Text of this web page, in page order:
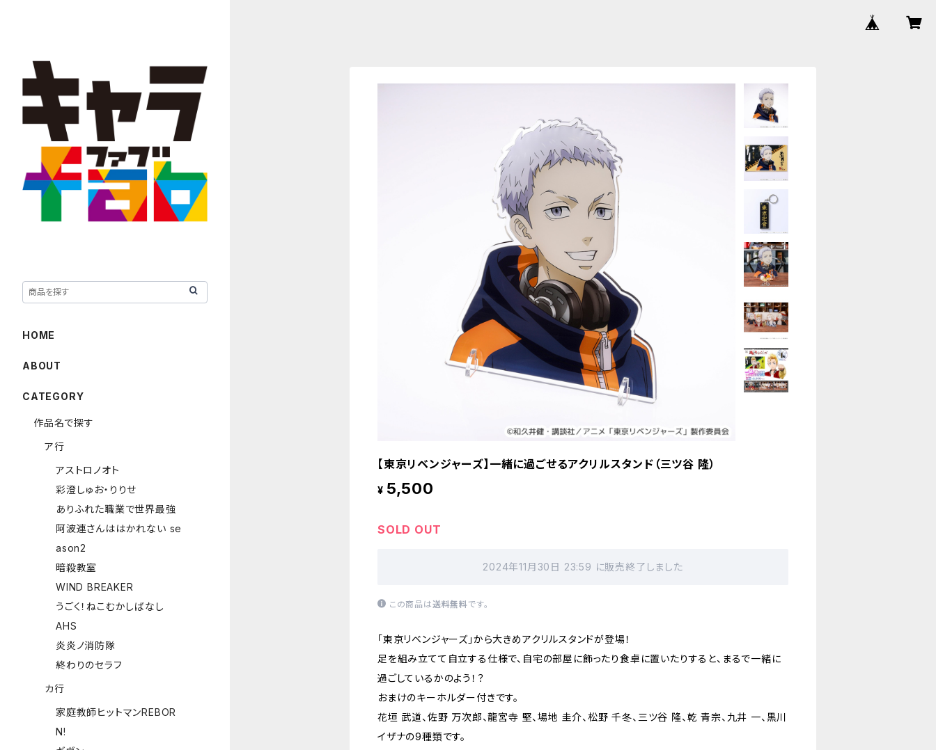
【東京リベンジャーズ】一緒に過ごせるアクリルスタンド（三ツ谷 隆）
¥ 5,500
SOLD OUT
2024年11月30日 23:59 に販売終了しました
この商品は送料無料です。
「東京リベンジャーズ」から大きめアクリルスタンドが登場！
足を組み立てて自立する仕様で、自宅の部屋に飾ったり食卓に置いたりすると、まるで一緒に
過ごしているかのよう！？
おまけのキーホルダー付きです。
花垣 武道、佐野 万次郎、龍宮寺 堅、場地 圭介、松野 千冬、三ツ谷 隆、乾 青宗、九井 一、黒川
イザナの9種類です。
HOME
ABOUT
CATEGORY
作品名で探す
ア行
アストロノオト
彩澄しゅお・りりせ
ありふれた職業で世界最強
阿波連さんははかれない se
ason2
暗殺教室
WIND BREAKER
うごく！ねこむかしばなし
AHS
炎炎ノ消防隊
終わりのセラフ
カ行
家庭教師ヒットマンREBOR
N!